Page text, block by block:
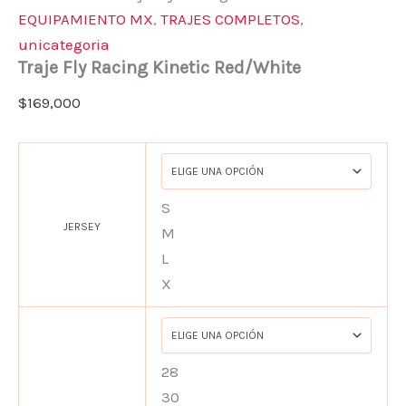
EQUIPAMIENTO MX, TRAJES COMPLETOS,
unicategoria
Traje Fly Racing Kinetic Red/White
$169,000
JERSEY
S
M
L
X
28
30